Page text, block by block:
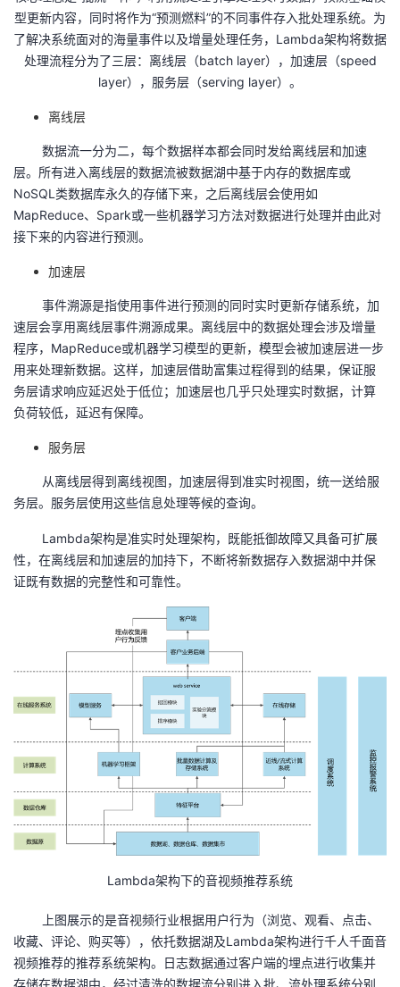
型更新内容，同时将作为“预测燃料”的不同事件存入批处理系统。为
了解决系统面对的海量事件以及增量处理任务， Lambda架构将数据
处理流程分为了三层：离线层（batch layer），加速层（speed
layer），服务层（serving layer）。
离线层
数据流一分为二，每个数据样本都会同时发给离线层和加速
层。所有进入离线层的数据流被数据湖中基于内存的数据库或
NoSQL 类数据库永久的存储下来，之后离线层会使用如
MapReduce、 Spark或一些机器学习方法对数据进行处理并由此对
接下来的内容进行预测。
加速层
事件溯源是指使用事件进行预测的同时实时更新存储系统，加
速层会享用离线层事件溯源成果。离线层中的数据处理会涉及增量
程序， MapReduce或机器学习模型的更新，模型会被加速层进一步
用来处理新数据。这样，加速层借助富集过程得到的结果，保证服
务层请求响应延迟处于低位；加速层也几乎只处理实时数据，计算
负荷较低，延迟有保障。
服务层
从离线层得到离线视图，加速层得到准实时视图，统一送给服
务层。服务层使用这些信息处理等候的查询。
Lambda架构是准实时处理架构，既能抵御故障又具备可扩展
性，在离线层和加速层的加持下，不断将新数据存入数据湖中并保
证既有数据的完整性和可靠性。
Lambda架构下的音视频推荐系统
上图展示的是音视频行业根据用户行为（浏览、观看、点击、
收藏、评论、购买等），依托数据湖及Lambda架构进行千人千面音
视频推荐的推荐系统架构。日志数据通过客户端的埋点进行收集并
存储在数据湖中，经过清洗的数据流分别进入批、流处理系统分别